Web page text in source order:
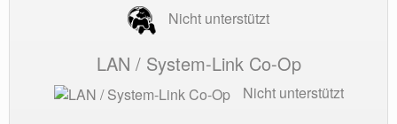
Nicht unterstützt
LAN / System-Link Co-Op
Nicht unterstützt